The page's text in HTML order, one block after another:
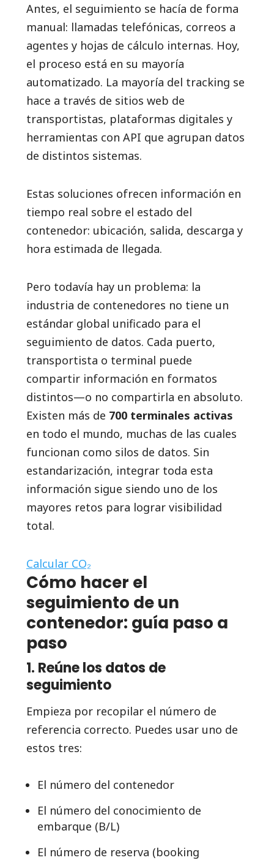
Antes, el seguimiento se hacía de forma
manual: llamadas telefónicas, correos a
agentes y hojas de cálculo internas. Hoy,
el proceso está en su mayoría
automatizado. La mayoría del tracking se
hace a través de sitios web de
transportistas, plataformas digitales y
herramientas con API que agrupan datos
de distintos sistemas.
Estas soluciones ofrecen información en
tiempo real sobre el estado del
contenedor: ubicación, salida, descarga y
hora estimada de llegada.
Pero todavía hay un problema: la
industria de contenedores no tiene un
estándar global unificado para el
seguimiento de datos. Cada puerto,
transportista o terminal puede
compartir información en formatos
distintos—o no compartirla en absoluto.
Existen más de 700 terminales activas
en todo el mundo, muchas de las cuales
funcionan como silos de datos. Sin
estandarización, integrar toda esta
información sigue siendo uno de los
mayores retos para lograr visibilidad
total.
Calcular CO₂
Cómo hacer el
seguimiento de un
contenedor: guía paso a
paso
1. Reúne los datos de
seguimiento
Empieza por recopilar el número de
referencia correcto. Puedes usar uno de
estos tres:
El número del contenedor
El número del conocimiento de
embarque (B/L)
El número de reserva (booking